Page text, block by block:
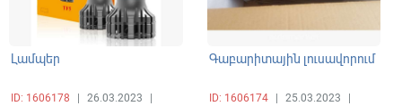
Լամպեր
ID: 1606178 26.03.2023
Գաբարիտային լուսավորում
ID: 1606174 25.03.2023